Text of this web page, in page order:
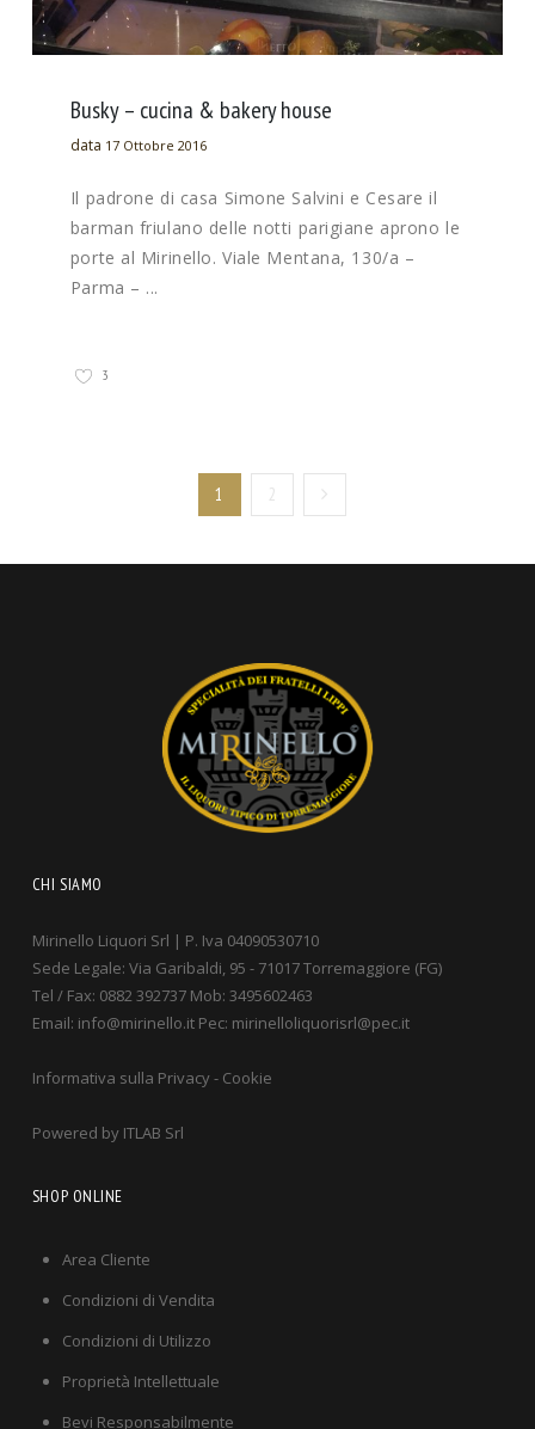
Busky – cucina & bakery house
data 17 Ottobre 2016
Il padrone di casa Simone Salvini e Cesare il
barman friulano delle notti parigiane aprono le
porte al Mirinello. Viale Mentana, 130/a –
Parma – ...
3
1 2
CHI SIAMO
Mirinello Liquori Srl | P. Iva 04090530710
Sede Legale: Via Garibaldi, 95 - 71017 Torremaggiore (FG)
Tel / Fax: 0882 392737 Mob: 3495602463
Email: info@mirinello.it Pec: mirinelloliquorisrl@pec.it
Informativa sulla Privacy- Cookie
Powered by ITLAB Srl
SHOP ONLINE
Area Cliente
Condizioni di Vendita
Condizioni di Utilizzo
Proprietà Intellettuale
Bevi Responsabilmente